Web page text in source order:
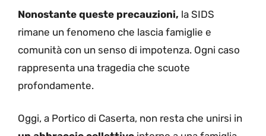
Nonostante queste precauzioni, la SIDS
rimane un fenomeno che lascia famiglie e
comunità con un senso di impotenza. Ogni caso
rappresenta una tragedia che scuote
profondamente.
Oggi, a Portico di Caserta, non resta che unirsi in